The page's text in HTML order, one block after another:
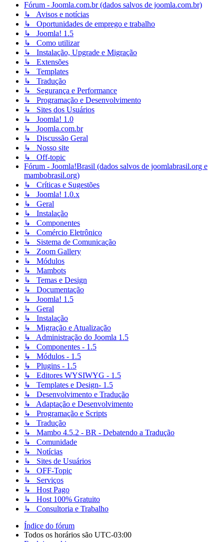
Fórum - Joomla.com.br (dados salvos de joomla.com.br)
↳ Avisos e notícias
↳ Oportunidades de emprego e trabalho
↳ Joomla! 1.5
↳ Como utilizar
↳ Instalação, Upgrade e Migração
↳ Extensões
↳ Templates
↳ Tradução
↳ Segurança e Performance
↳ Programação e Desenvolvimento
↳ Sites dos Usuários
↳ Joomla! 1.0
↳ Joomla.com.br
↳ Discussão Geral
↳ Nosso site
↳ Off-topic
Fórum - Joomla!Brasil (dados salvos de joomlabrasil.org e
mambobrasil.org)
↳ Críticas e Sugestões
↳ Joomla! 1.0.x
↳ Geral
↳ Instalação
↳ Componentes
↳ Comércio Eletrônico
↳ Sistema de Comunicação
↳ Zoom Gallery
↳ Módulos
↳ Mambots
↳ Temas e Design
↳ Documentação
↳ Joomla! 1.5
↳ Geral
↳ Instalação
↳ Migração e Atualização
↳ Administração do Joomla 1.5
↳ Componentes - 1.5
↳ Módulos - 1.5
↳ Plugins - 1.5
↳ Editores WYSIWYG - 1.5
↳ Templates e Design- 1.5
↳ Desenvolvimento e Tradução
↳ Adaptação e Desenvolvimento
↳ Programação e Scripts
↳ Tradução
↳ Mambo 4.5.2 - BR - Debatendo a Tradução
↳ Comunidade
↳ Notícias
↳ Sites de Usuários
↳ OFF-Topic
↳ Serviços
↳ Host Pago
↳ Host 100% Gratuito
↳ Consultoria e Trabalho
Índice do fórum
Todos os horários são UTC-03:00